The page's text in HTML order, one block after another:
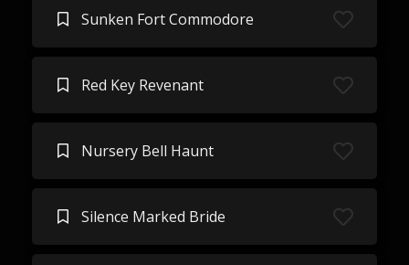
Sunken Fort Commodore
Red Key Revenant
Nursery Bell Haunt
Silence Marked Bride